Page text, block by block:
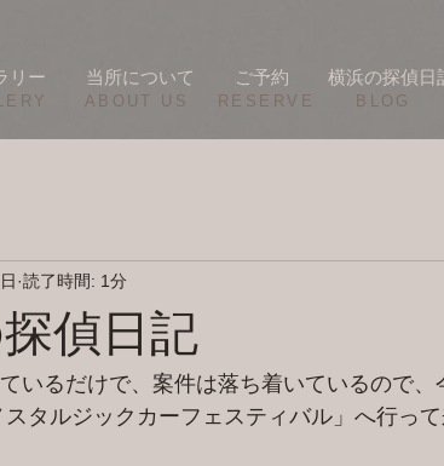
リー 当所について ご予約 横浜の探偵日
​ABOUT US RESERVE BLOG
探偵日記
読了時間: 1分
いるだけで、案件は落ち着いているので、
タルジックカーフェスティバル」へ行っ